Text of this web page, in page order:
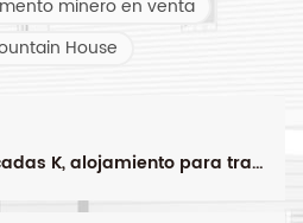
minero en venta
House
Casas prefabricadas K, alojamiento para trabajadores, campamento minero, construcción de casas prefabricadas, fabricante